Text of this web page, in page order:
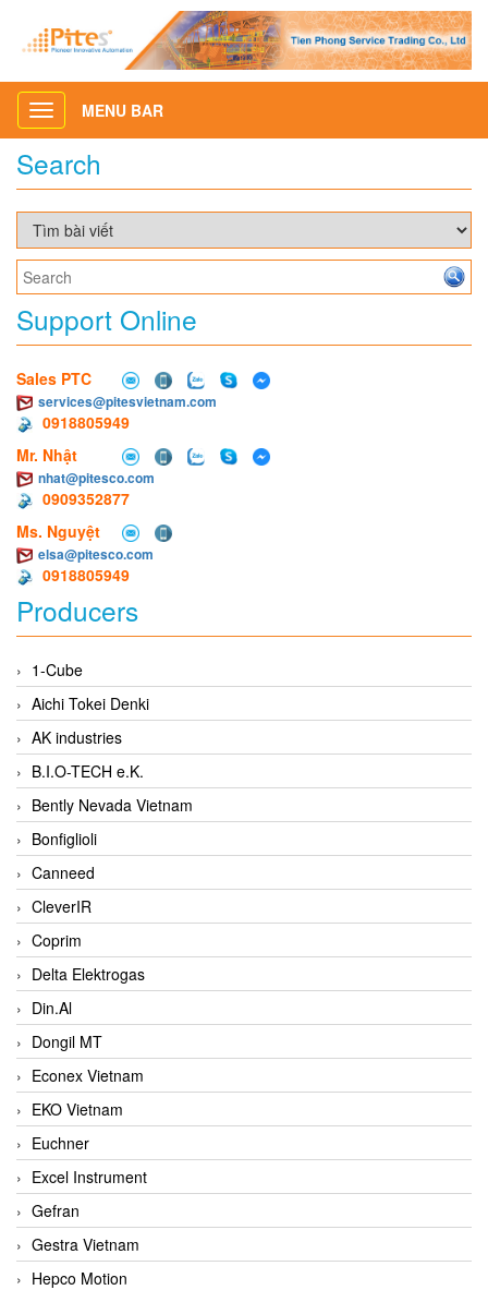
Toggle
navigation
MENU BAR
Search
Support Online
Sales PTC
services@pitesvietnam.com
0918805949
Mr. Nhật
nhat@pitesco.com
0909352877
Ms. Nguyệt
elsa@pitesco.com
0918805949
Producers
1-Cube
Aichi Tokei Denki
AK industries
B.I.O-TECH e.K.
Bently Nevada Vietnam
Bonfiglioli
Canneed
CleverIR
Coprim
Delta Elektrogas
Din.Al
Dongil MT
Econex Vietnam
EKO Vietnam
Euchner
Excel Instrument
Gefran
Gestra Vietnam
Hepco Motion